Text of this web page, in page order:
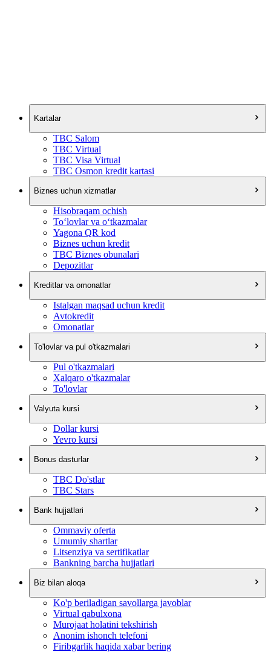
Kartalar
TBC Salom
TBC Virtual
TBC Visa Virtual
TBC Osmon kredit kartasi
Biznes uchun xizmatlar
Hisobraqam ochish
To‘lovlar va o‘tkazmalar
Yagona QR kod
Biznes uchun kredit
TBC Biznes obunalari
Depozitlar
Kreditlar va omonatlar
Istalgan maqsad uchun kredit
Avtokredit
Omonatlar
To'lovlar va pul o'tkazmalari
Pul o'tkazmalari
Xalqaro o'tkazmalar
To'lovlar
Valyuta kursi
Dollar kursi
Yevro kursi
Bonus dasturlar
TBC Do'stlar
TBC Stars
Bank hujjatlari
Ommaviy oferta
Umumiy shartlar
Litsenziya va sertifikatlar
Bankning barcha hujjatlari
Biz bilan aloqa
Ko'p beriladigan savollarga javoblar
Virtual qabulxona
Murojaat holatini tekshirish
Anonim ishonch telefoni
Firibgarlik haqida xabar bering